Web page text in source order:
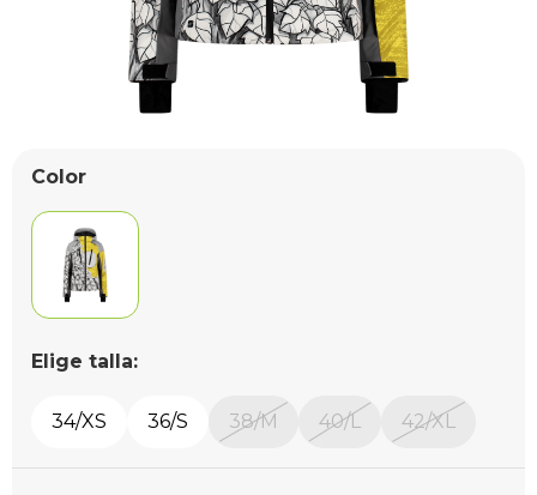
Color
Elige talla:
34/XS 36/S 38/M 40/L 42/XL